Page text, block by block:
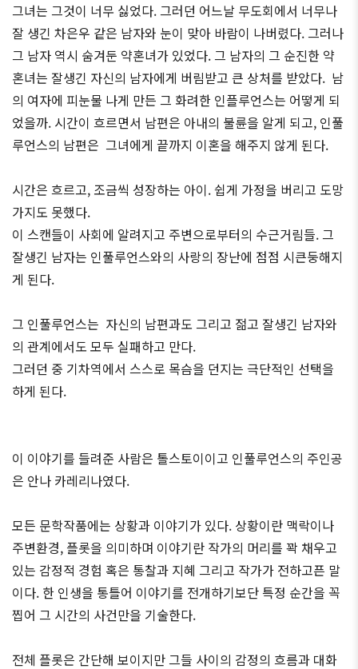
그녀는 그것이 너무 싫었다. 그러던 어느날 무도회에서 너무나
잘 생긴 차은우 같은 남자와 눈이 맞아 바람이 나버렸다. 그러나
그 남자 역시 숨겨둔 약혼녀가 있었다. 그 남자의 그 순진한 약
혼녀는 잘생긴 자신의 남자에게 버림받고 큰 상처를 받았다. 남
의 여자에 피눈물 나게 만든 그 화려한 인플루언스는 어떻게 되
었을까. 시간이 흐르면서 남편은 아내의 불륜을 알게 되고, 인풀
루언스의 남편은 그녀에게 끝까지 이혼을 해주지 않게 된다.
시간은 흐르고, 조금씩 성장하는 아이. 쉽게 가정을 버리고 도망
가지도 못했다.
이 스캔들이 사회에 알려지고 주변으로부터의 수근거림들. 그
잘생긴 남자는 인풀루언스와의 사랑의 장난에 점점 시큰둥해지
게 된다.
그 인풀루언스는 자신의 남편과도 그리고 젊고 잘생긴 남자와
의 관계에서도 모두 실패하고 만다.
그러던 중 기차역에서 스스로 목슴을 던지는 극단적인 선택을
하게 된다.
이 이야기를 들려준 사람은 톨스토이이고 인풀루언스의 주인공
은 안나 카레리나였다.
모든 문학작품에는 상황과 이야기가 있다. 상황이란 맥락이나
주변환경, 플롯을 의미하며 이야기란 작가의 머리를 꽉 채우고
있는 감정적 경험 혹은 통찰과 지혜 그리고 작가가 전하고픈 말
이다. 한 인생을 통틀어 이야기를 전개하기보단 특정 순간을 꼭
찝어 그 시간의 사건만을 기술한다.
전체 플롯은 간단해 보이지만 그들 사이의 감정의 흐름과 대화